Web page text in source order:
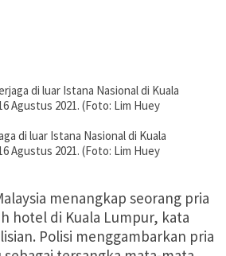
di luar Istana Nasional di Kuala
Agustus 2021. (Foto: Lim Huey
menangkap seorang pria
hotel di Kuala Lumpur, kata
Polisi menggambarkan pria